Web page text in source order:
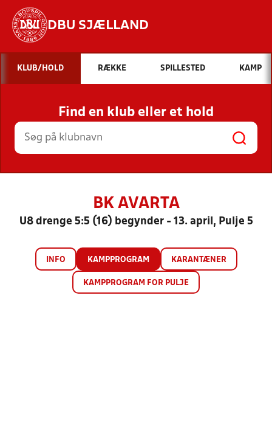
DBU SJÆLLAND
Hvad vil du søge efter?
INDHOLD OG NYHEDER
STILLINGER, RESULTATER, KLUBBER OG
HOLD
KLUB/HOLD RÆKKE SPILLESTED KAMP
Find en klub eller et hold
BK AVARTA
U8 drenge 5:5 (16) begynder - 13. april, Pulje 5
INFO KAMPPROGRAM KARANTÆNER
KAMPPROGRAM FOR PULJE